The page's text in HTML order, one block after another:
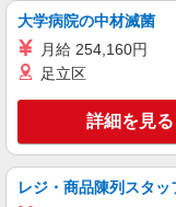
+゜
頂く
い
紹介予定派遣
ス
大学病院の中材滅菌
月給 254,160円
足立区
詳細を見る
レジ・商品陳列スタッ